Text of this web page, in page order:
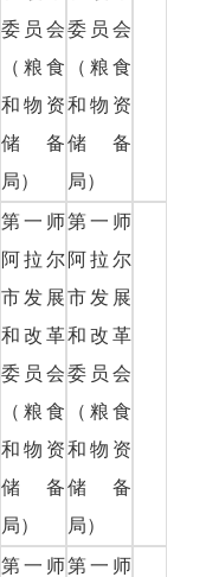
委员会
（粮食
和物资
储备
局）
委员会
（粮食
和物资
储备
局）
第一师
阿拉尔
市发展
和改革
委员会
（粮食
和物资
储备
局）
第一师
阿拉尔
市发展
和改革
委员会
（粮食
和物资
储备
局）
第一师第一师